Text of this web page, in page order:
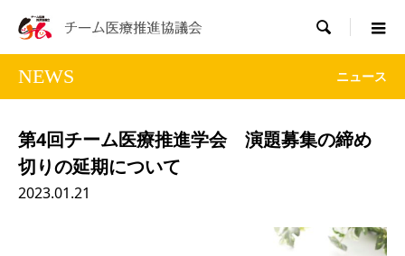

NEWS ニュース
第4回チーム医療推進学会 演題募集の締め
切りの延期について
2023.01.21